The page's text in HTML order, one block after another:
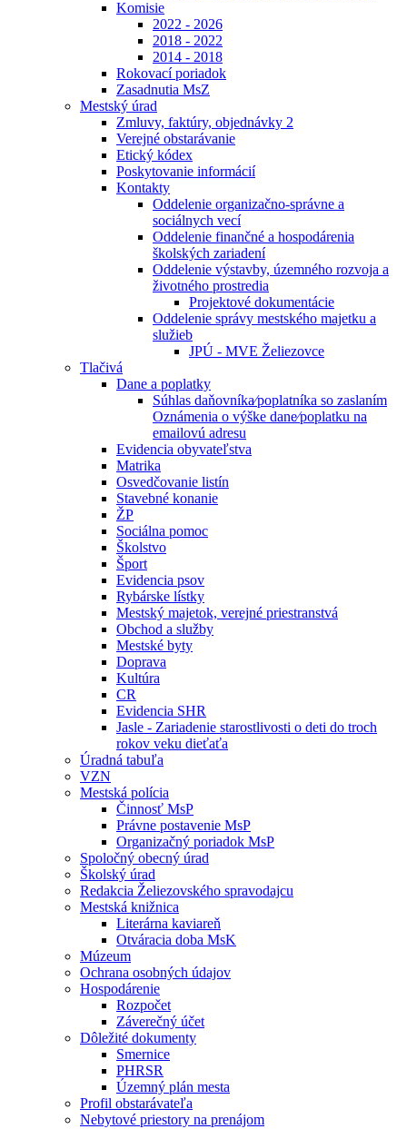
Komisie
2022 - 2026
2018 - 2022
2014 - 2018
Rokovací poriadok
Zasadnutia MsZ
Mestský úrad
Zmluvy, faktúry, objednávky 2
Verejné obstarávanie
Etický kódex
Poskytovanie informácií
Kontakty
Oddelenie organizačno-správne a
sociálnych vecí
Oddelenie finančné a hospodárenia
školských zariadení
Oddelenie výstavby, územného rozvoja a
životného prostredia
Projektové dokumentácie
Oddelenie správy mestského majetku a
služieb
JPÚ - MVE Želiezovce
Tlačivá
Dane a poplatky
Súhlas daňovníka⁄poplatníka so zaslaním
Oznámenia o výške dane⁄poplatku na
emailovú adresu
Evidencia obyvateľstva
Matrika
Osvedčovanie listín
Stavebné konanie
ŽP
Sociálna pomoc
Školstvo
Šport
Evidencia psov
Rybárske lístky
Mestský majetok, verejné priestranstvá
Obchod a služby
Mestské byty
Doprava
Kultúra
CR
Evidencia SHR
Jasle - Zariadenie starostlivosti o deti do troch
rokov veku dieťaťa
Úradná tabuľa
VZN
Mestská polícia
Činnosť MsP
Právne postavenie MsP
Organizačný poriadok MsP
Spoločný obecný úrad
Školský úrad
Redakcia Želiezovského spravodajcu
Mestská knižnica
Literárna kaviareň
Otváracia doba MsK
Múzeum
Ochrana osobných údajov
Hospodárenie
Rozpočet
Záverečný účet
Dôležité dokumenty
Smernice
PHRSR
Územný plán mesta
Profil obstarávateľa
Nebytové priestory na prenájom